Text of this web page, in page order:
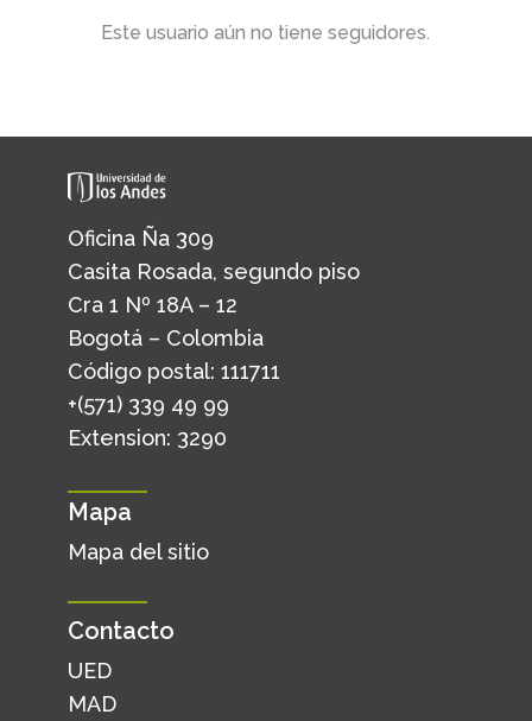
Este usuario aún no tiene seguidores.
Oficina Ña 309
Casita Rosada, segundo piso
Cra 1 Nº 18A – 12
Bogotá – Colombia
Código postal: 111711
+(571) 339 49 99
Extension: 3290
Mapa
Mapa del sitio
Contacto
UED
MAD